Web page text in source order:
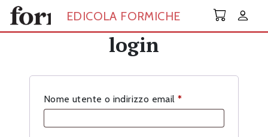
Skip to main content
EDICOLA FORMICHE
login
Nome utente o indirizzo email *Richiesto